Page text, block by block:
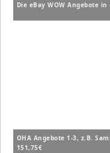
Die eBay WOW Angebote
OHA Angebote 1-3, z.B.
151,75€